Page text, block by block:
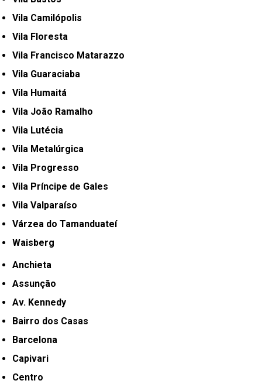
Vila Camilópolis
Vila Floresta
Vila Francisco Matarazzo
Vila Guaraciaba
Vila Humaitá
Vila João Ramalho
Vila Lutécia
Vila Metalúrgica
Vila Progresso
Vila Príncipe de Gales
Vila Valparaíso
Várzea do Tamanduateí
Waisberg
Anchieta
Assunção
Av. Kennedy
Bairro dos Casas
Barcelona
Capivari
Centro